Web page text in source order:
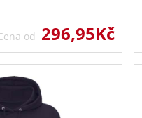
od 296,95Kč